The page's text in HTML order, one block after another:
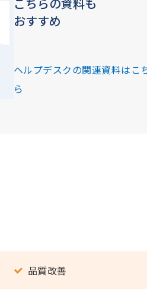
おすすめ
ヘルプデスクの関連資料はこ
ら
品質改善